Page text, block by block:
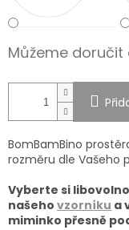
Můžeme doručit
BomBamBino
rozměru dle Vašeho
Vyberte si
našeho vzorníku a
miminko přesně